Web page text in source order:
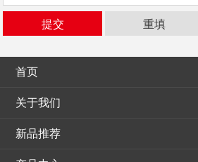
首页
关于我们
新品推荐